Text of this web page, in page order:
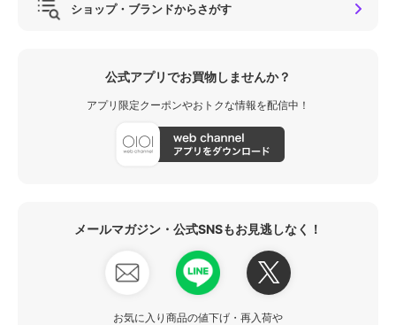
ショップ・ブランドからさがす
公式アプリでお買物しませんか？
アプリ限定クーポンやおトクな情報を配信中！
メールマガジン・公式SNSもお見逃しなく！
お気に入り商品の値下げ・再入荷や